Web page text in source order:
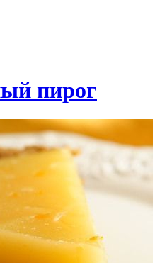
пирог